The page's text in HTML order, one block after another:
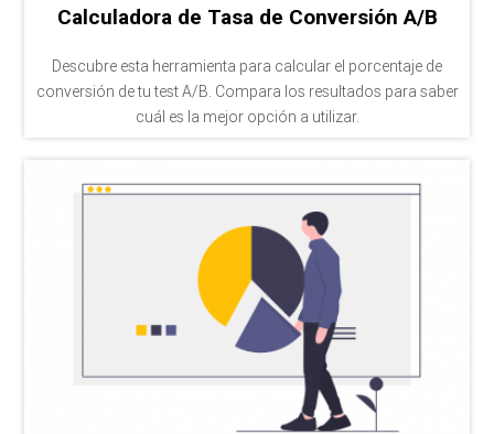
Calculadora de Tasa de Conversión A/B
Descubre esta herramienta para calcular el porcentaje de
conversión de tu test A/B. Compara los resultados para saber
cuál es la mejor opción a utilizar.